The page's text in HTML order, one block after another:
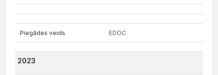
EDOC
2023